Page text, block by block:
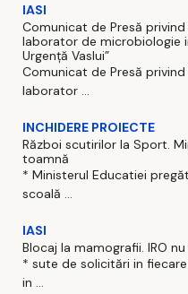
IASI
Comunicat de Presă
laborator de microbiologie
Urgență Vaslui”
Comunicat de Presă
laborator ...
INCHIDERE PROIECTE
Război scutirilor la Sport.
toamnă
* Ministerul Educatiei
scoală ...
IASI
Blocaj la mamografii. IRO
* sute de solicitări in
in ...